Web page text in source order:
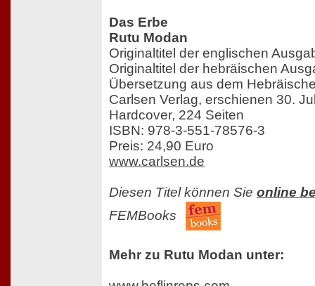
Das Erbe
Rutu Modan
Originaltitel der englischen
Originaltitel der hebräischen
Übersetzung aus dem
Carlsen Verlag, erschienen 30.
Hardcover, 224 Seiten
ISBN: 978-3-551-78576-3
Preis: 24,90 Euro
www.carlsen.de
Diesen Titel können Sie online
FEMBooks
Mehr zu Rutu Modan unter: